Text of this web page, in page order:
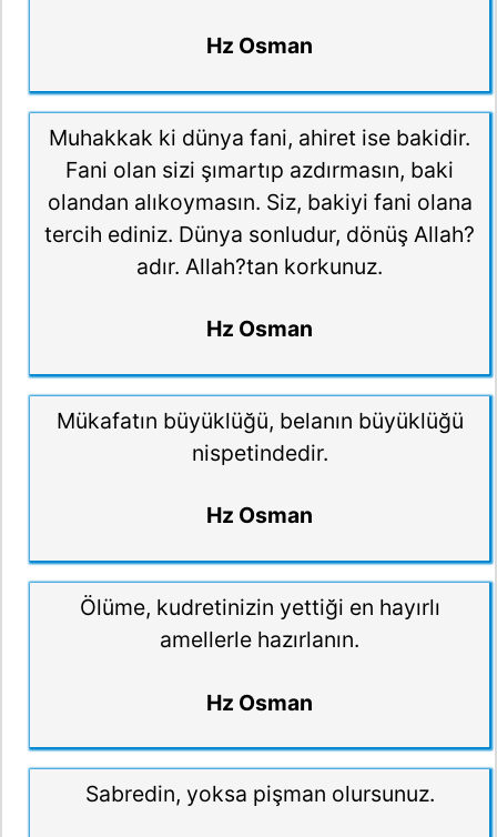
Hz Osman
Muhakkak ki dünya fani, ahiret ise bakidir.
Fani olan sizi şımartıp azdırmasın, baki
olandan alıkoymasın. Siz, bakiyi fani olana
tercih ediniz. Dünya sonludur, dönüş Allah?
adır. Allah?tan korkunuz.
Hz Osman
Mükafatın büyüklüğü, belanın büyüklüğü
nispetindedir.
Hz Osman
Ölüme, kudretinizin yettiği en hayırlı
amellerle hazırlanın.
Hz Osman
Sabredin, yoksa pişman olursunuz.